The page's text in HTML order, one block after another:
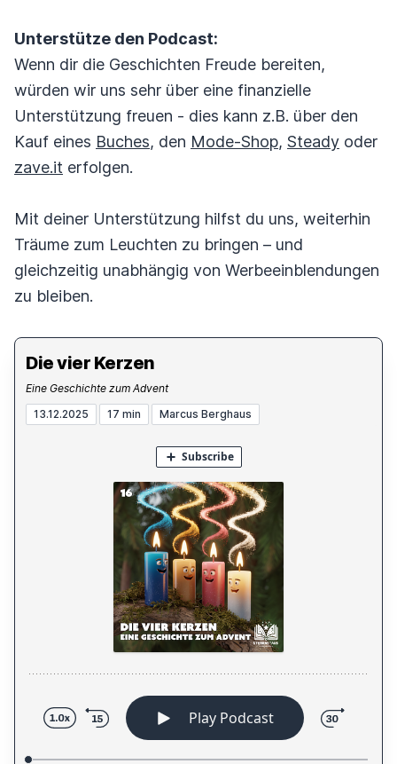
Unterstütze den Podcast:
Wenn dir die Geschichten Freude bereiten,
würden wir uns sehr über eine finanzielle
Unterstützung freuen - dies kann z.B. über den
Kauf eines Buches, den Mode-Shop, Steady oder
zave.it erfolgen.
Mit deiner Unterstützung hilfst du uns, weiterhin
Träume zum Leuchten zu bringen – und
gleichzeitig unabhängig von Werbeeinblendungen
zu bleiben.
Die vier Kerzen
Eine Geschichte zum Advent
13.12.2025
17 min Marcus Berghaus